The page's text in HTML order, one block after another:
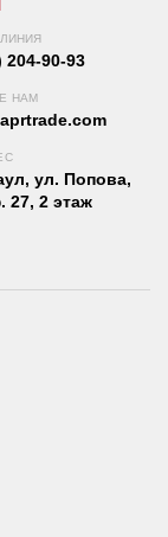
204-90-93
НАМ
ул. Попова,
27, 2 этаж